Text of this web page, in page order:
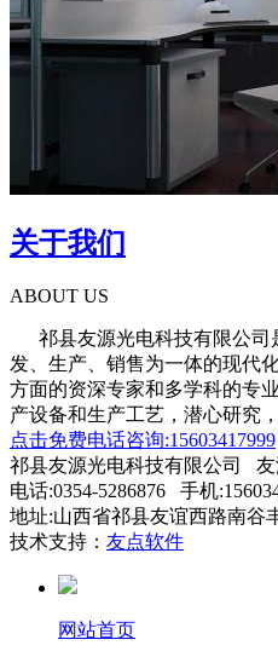
关于我们
ABOUT US
祁县友源光电科技有限公司
发、生产、销售为一体的现代
方面的资深专家和多学科的专
产设备和生产工艺，潜心研究
点击免费电话咨询:15603417999
祁县友源光电科技有限公司
电话:0354-5286876 手机
地址:山西省祁县友谊西路南谷
技术支持： 友点软件
网站首页